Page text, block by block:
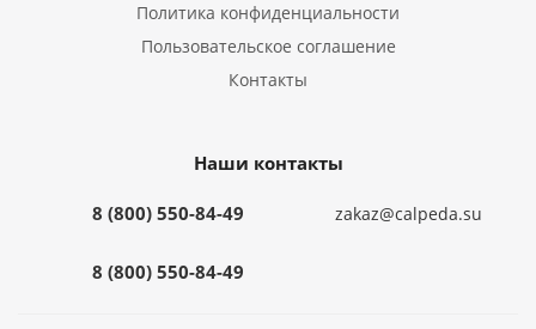
Политика конфиденциальности
Пользовательское соглашение
Контакты
Наши контакты
8 (800) 550-84-49
8 (800) 550-84-49
zakaz@calpeda.su